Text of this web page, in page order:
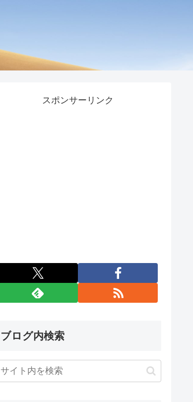
スポンサーリンク
ブログ内検索